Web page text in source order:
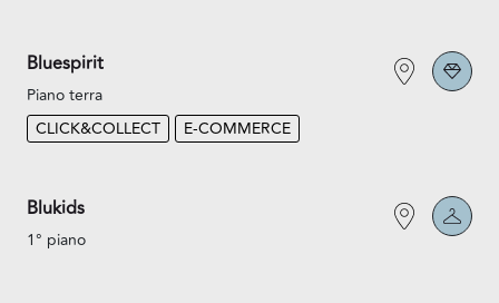
Bluespirit
Piano terra
CLICK&COLLECT
E-COMMERCE
Blukids
1° piano